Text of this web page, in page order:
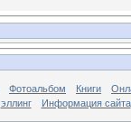
Фотоальбом Книги
эллинг Информация сайта